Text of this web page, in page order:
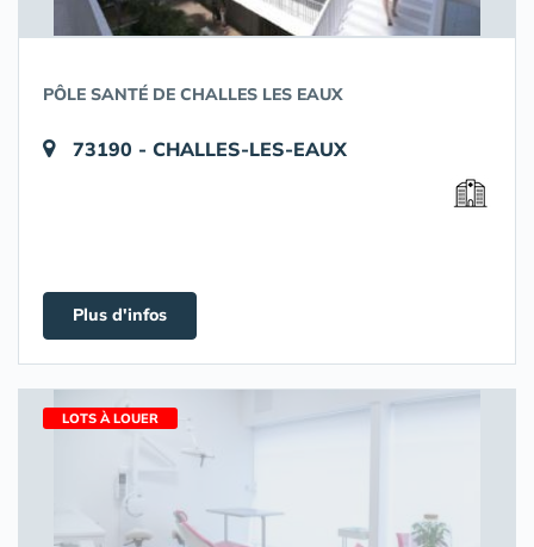
PÔLE SANTÉ DE CHALLES LES EAUX
73190 - CHALLES-LES-EAUX
Plus d'infos
LOTS À LOUER